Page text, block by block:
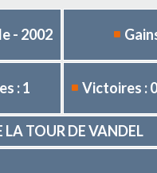
- 2002
: 1 Victoires : 0
LA TOUR DE VANDEL